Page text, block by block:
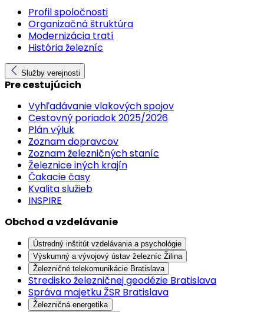
Profil spoločnosti
Organizačná štruktúra
Modernizácia tratí
História železníc
Služby verejnosti
Pre cestujúcich
Vyhľadávanie vlakových spojov
Cestovný poriadok 2025/2026
Plán výluk
Zoznam dopravcov
Zoznam železničných staníc
Železnice iných krajín
Čakacie časy
Kvalita služieb
INSPIRE
Obchod a vzdelávanie
Ústredný inštitút vzdelávania a psychológie
Výskumný a vývojový ústav železníc Žilina
Železničné telekomunikácie Bratislava
Stredisko železničnej geodézie Bratislava
Správa majetku ŽSR Bratislava
Železničná energetika